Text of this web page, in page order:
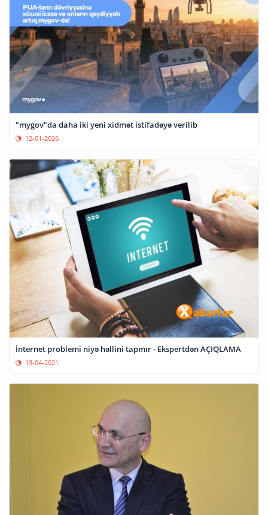
"mygov"da daha iki yeni xidmət istifadəyə verilib
12-01-2026
İnternet problemi niyə həllini tapmır - Ekspertdən AÇIQLAMA
13-04-2021